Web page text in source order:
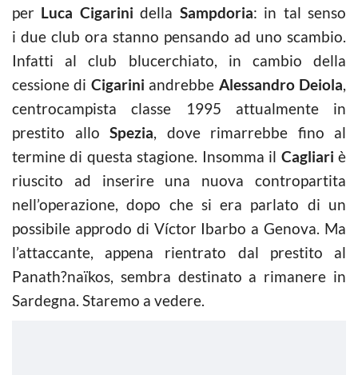
per Luca Cigarini della Sampdoria: in tal senso
i due club ora stanno pensando ad uno scambio.
Infatti al club blucerchiato, in cambio della
cessione di Cigarini andrebbe Alessandro Deiola,
centrocampista classe 1995 attualmente in
prestito allo Spezia, dove rimarrebbe fino al
termine di questa stagione. Insomma il Cagliari è
riuscito ad inserire una nuova contropartita
nell’operazione, dopo che si era parlato di un
possibile approdo di Víctor Ibarbo a Genova. Ma
l’attaccante, appena rientrato dal prestito al
Panath?naïkos, sembra destinato a rimanere in
Sardegna. Staremo a vedere.